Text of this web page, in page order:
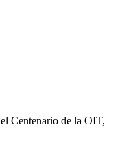
Centenario de la OIT,